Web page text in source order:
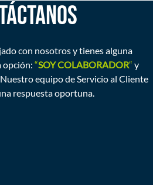
con nosotros y tienes alguna
opción: “SOY COLABORADOR“ y
equipo de Servicio al Cliente
respuesta oportuna.